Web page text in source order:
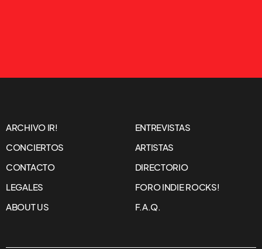
ARCHIVO IR!
ENTREVISTAS
CONCIERTOS
ARTISTAS
CONTACTO
DIRECTORIO
LEGALES
FORO INDIE ROCKS!
ABOUT US
F.A.Q.